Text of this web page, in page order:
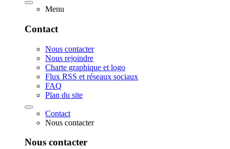
Menu
Contact
Nous contacter
Nous rejoindre
Charte graphique et logo
Flux RSS et réseaux sociaux
FAQ
Plan du site
Contact
Nous contacter
Nous contacter